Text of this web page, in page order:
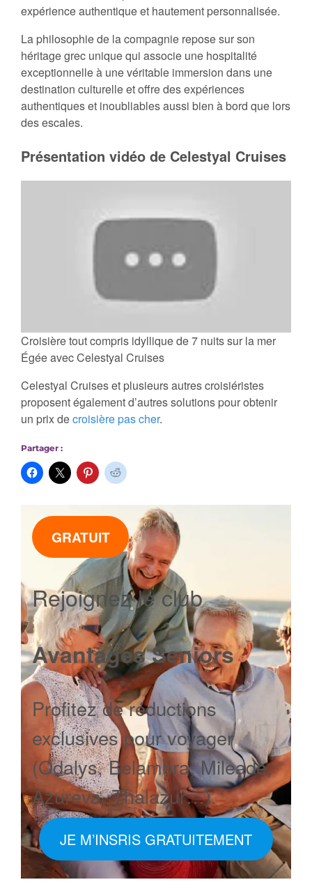
expérience authentique et hautement personnalisée.
La philosophie de la compagnie repose sur son
héritage grec unique qui associe une hospitalité
exceptionnelle à une véritable immersion dans une
destination culturelle et offre des expériences
authentiques et inoubliables aussi bien à bord que lors
des escales.
Présentation vidéo de Celestyal Cruises
Croisière tout compris idyllique de 7 nuits sur la mer
Égée avec Celestyal Cruises
Celestyal Cruises et plusieurs autres croisiéristes
proposent également d’autres solutions pour obtenir
un prix decroisière pas cher.
Partager :
GRATUIT
Rejoignez le club
Avantages Seniors
Profitez de réductions
exclusives pour voyager
(Odalys, Belambra, Mileade,
Azureva, Thalazur…).
JE M’INSRIS GRATUITEMENT